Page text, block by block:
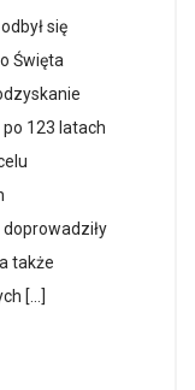
się
Święta
123 latach
także
[…]